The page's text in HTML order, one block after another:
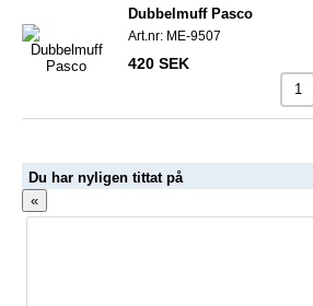
Dubbelmuff Pasco
Art.nr: ME-9507
420 SEK
Du har nyligen tittat på
«